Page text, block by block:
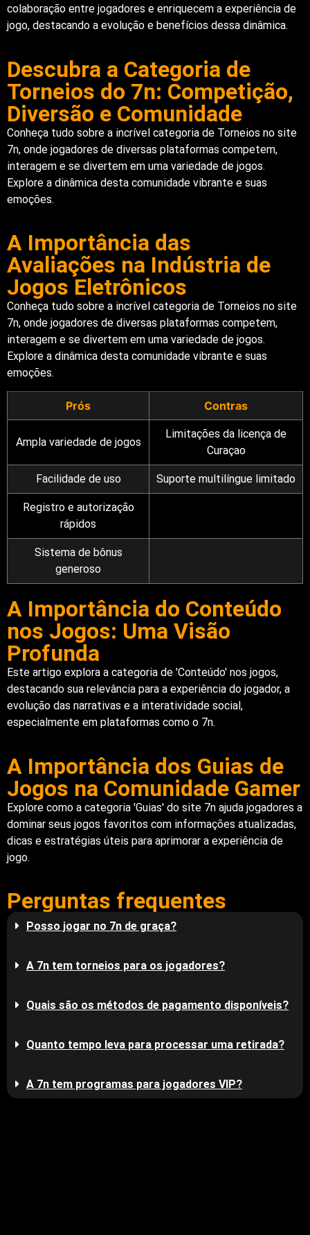
colaboração entre jogadores e enriquecem a experiência de
jogo, destacando a evolução e benefícios dessa dinâmica.
Descubra a Categoria de
Torneios do 7n: Competição,
Diversão e Comunidade
Conheça tudo sobre a incrível categoria de Torneios no site
7n, onde jogadores de diversas plataformas competem,
interagem e se divertem em uma variedade de jogos.
Explore a dinâmica desta comunidade vibrante e suas
emoções.
A Importância das
Avaliações na Indústria de
Jogos Eletrônicos
Conheça tudo sobre a incrível categoria de Torneios no site
7n, onde jogadores de diversas plataformas competem,
interagem e se divertem em uma variedade de jogos.
Explore a dinâmica desta comunidade vibrante e suas
emoções.
Prós Contras
Ampla variedade de jogos
Limitações da licença de
Curaçao
Facilidade de uso Suporte multilíngue limitado
Registro e autorização
rápidos
Sistema de bônus
generoso
A Importância do Conteúdo
nos Jogos: Uma Visão
Profunda
Este artigo explora a categoria de 'Conteúdo' nos jogos,
destacando sua relevância para a experiência do jogador, a
evolução das narrativas e a interatividade social,
especialmente em plataformas como o 7n.
A Importância dos Guias de
Jogos na Comunidade Gamer
Explore como a categoria 'Guias' do site 7n ajuda jogadores a
dominar seus jogos favoritos com informações atualizadas,
dicas e estratégias úteis para aprimorar a experiência de
jogo.
Perguntas frequentes
Posso jogar no 7n de graça?
A 7n tem torneios para os jogadores?
Quais são os métodos de pagamento disponíveis?
Quanto tempo leva para processar uma retirada?
A 7n tem programas para jogadores VIP?